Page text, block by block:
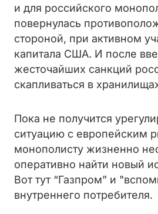
и для российского
повернулась
стороной, при активном
капитала США. И после
жесточайших санкций
скапливаться в
Пока не получится
ситуацию с европейским
монополисту жизненно
оперативно найти новый
Вот тут “Газпром” и
внутреннего потребителя.